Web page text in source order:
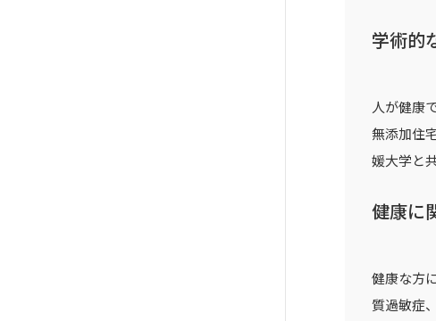
学術的
人が健康
無添加住
媛大学と
健康に
健康な方
質過敏症